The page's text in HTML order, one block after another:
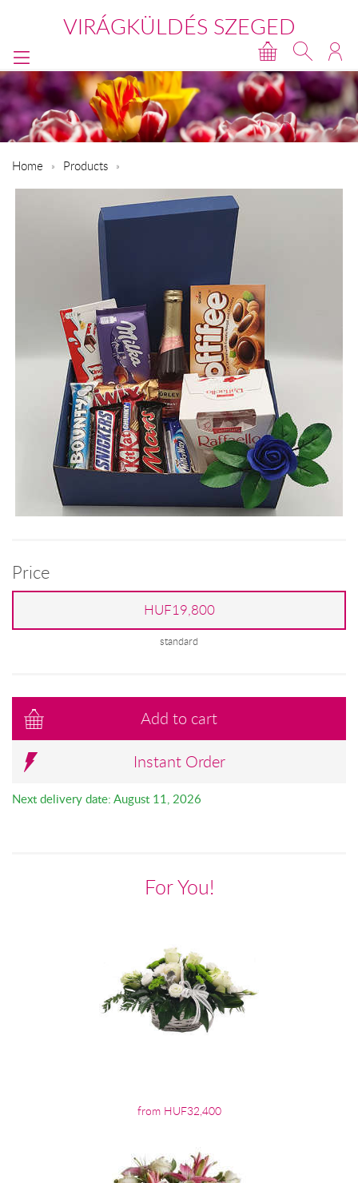
VIRÁGKÜLDÉS SZEGED
Home Products
Price
HUF19,800
standard
Add to cart
Instant Order
Next delivery date: August 11, 2026
For You!
from HUF32,400